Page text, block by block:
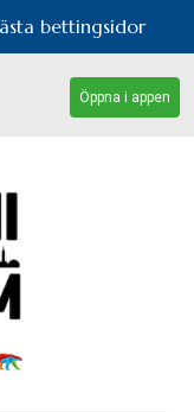
bettingsidor
Öppna i appen